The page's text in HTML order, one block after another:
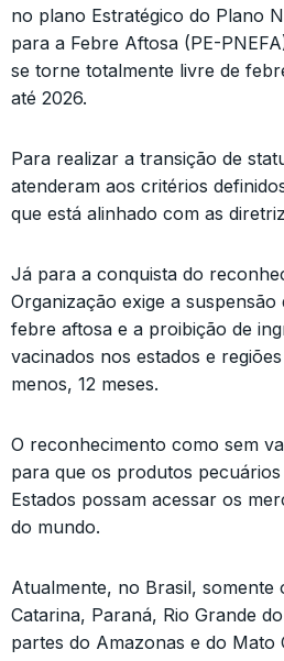
no plano Estratégico do Plano
para a Febre Aftosa (PE-
se torne totalmente livre de
até 2026.
Para realizar a transição de
atenderam aos critérios
que está alinhado com as
Já para a conquista do
Organização exige a
febre aftosa e a proibição de
vacinados nos estados e
menos, 12 meses.
O reconhecimento como sem
para que os produtos
Estados possam acessar os
do mundo.
Atualmente, no Brasil, somente
Catarina, Paraná, Rio Grande
partes do Amazonas e do Mato